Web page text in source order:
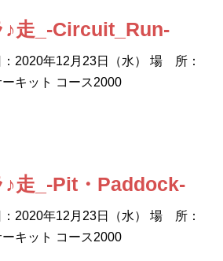
♪走_-Circuit_Run-
：2020年12月23日（水） 場 所：
キット コース2000
♪走_-Pit・Paddock-
：2020年12月23日（水） 場 所：
キット コース2000